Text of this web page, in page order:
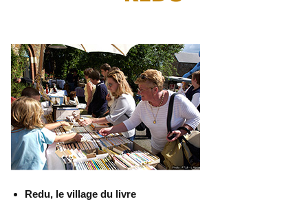
Redu, le village du livre